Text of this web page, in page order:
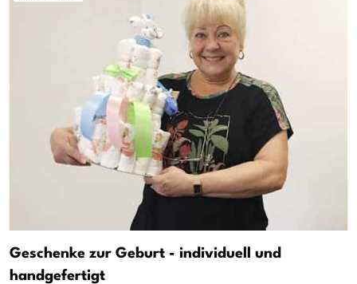
Geschenke zur Geburt - individuell und
handgefertigt